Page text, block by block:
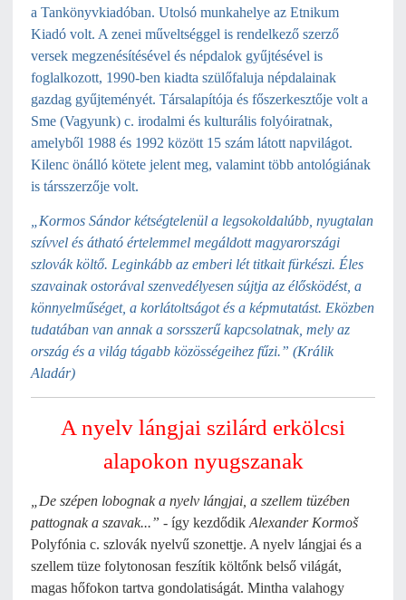
a Tankönyvkiadóban. Utolsó munkahelye az Etnikum
Kiadó volt. A zenei műveltséggel is rendelkező szerző
versek megzenésítésével és népdalok gyűjtésével is
foglalkozott, 1990-ben kiadta szülőfaluja népdalainak
gazdag gyűjteményét. Társalapítója és főszerkesztője volt a
Sme (Vagyunk) c. irodalmi és kulturális folyóiratnak,
amelyből 1988 és 1992 között 15 szám látott napvilágot.
Kilenc önálló kötete jelent meg, valamint több antológiának
is társszerzője volt.
„Kormos Sándor kétségtelenül a legsokoldalúbb, nyugtalan
szívvel és átható értelemmel megáldott magyarországi
szlovák költő. Leginkább az emberi lét titkait fürkészi. Éles
szavainak ostorával szenvedélyesen sújtja az élősködést, a
könnyelműséget, a korlátoltságot és a képmutatást. Eközben
tudatában van annak a sorsszerű kapcsolatnak, mely az
ország és a világ tágabb közösségeihez fűzi.” (Králik
Aladár)
A nyelv lángjai szilárd erkölcsi
alapokon nyugszanak
„De szépen lobognak a nyelv lángjai, a szellem tüzében
pattognak a szavak...” - így kezdődik Alexander Kormoš
Polyfónia c. szlovák nyelvű szonettje. A nyelv lángjai és a
szellem tüze folytonosan feszítik költőnk belső világát,
magas hőfokon tartva gondolatiságát. Mintha valahogy